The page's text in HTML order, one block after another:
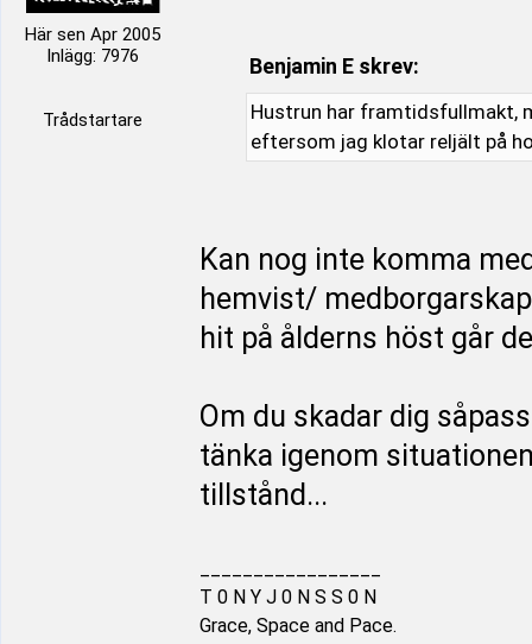
Här sen Apr 2005
Inlägg: 7976
Trådstartare
Benjamin E skrev:
Hustrun har framtidsfullmakt,
eftersom jag klotar reljält på
Kan nog inte komma
hemvist/
hit på ålderns höst går
Om du skadar dig
tänka igenom
tillstånd...
T 0 N Y J 0 N S S 0 N
Grace, Space and Pace.